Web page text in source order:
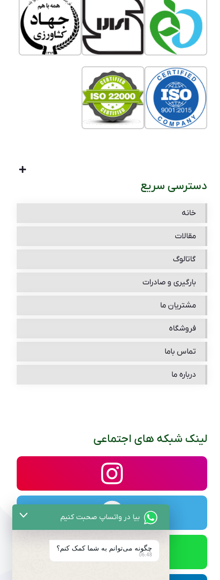
دسترسی سریع
خانه
مقالات
گاتالوگ
بارگیری و صادرات
مشتریان ما
فروشگاه
تماس باما
درباره ما
لینک شبکه های اجتماعی
بیا در واتساپ صحبت کنیم
چگونه می‌توانم به شما کمک کنم؟
06:48